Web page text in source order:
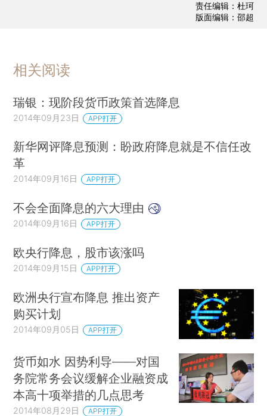
责任编辑：杜珂
版面编辑：邵超
相关阅读
瑞银：现阶段货币政策首选降息
2014年09月23日 APP打开
新华网评降息预测：盼政府降息就是不信任改
革
2014年09月16日 APP打开
不会全面降息的六大理由
2014年09月16日 APP打开
欧央行降息，股市该涨吗
2014年09月15日 APP打开
欧洲央行宣布降息 推出资产
购买计划
2014年09月05日 APP打开
货币如水 因势利导——对国
务院常务会议缓解企业融资成
本高十项举措的几点思考
2014年08月29日 APP打开